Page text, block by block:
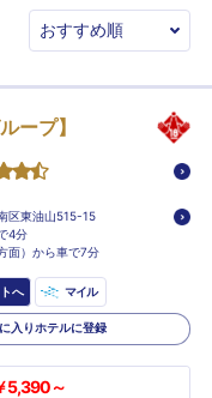
ープ】
区東油山515-15
4分
面）から車で7分
へ マイル
入りホテルに登録
5,390～